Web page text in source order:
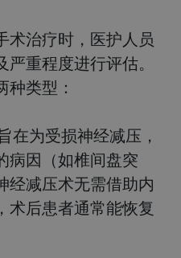
术治疗时，医护人员
重程度进行评估。
种类型：
在为受损神经减压，
病因（如椎间盘突
经减压术无需借助内
术后患者通常能恢复